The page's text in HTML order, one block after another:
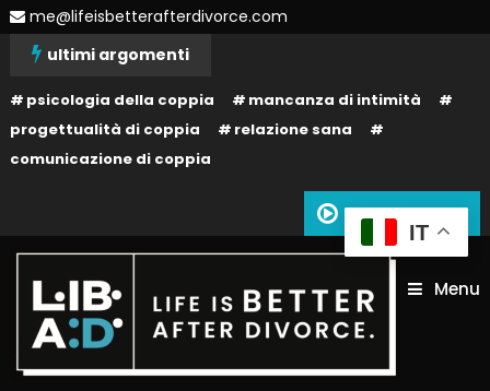
Skipme@lifeisbetterafterdivorce.com
ultimi argomenti
psicologia della coppia
mancanza di intimità
progettualità di coppia
relazione sana
comunicazione di coppia
Siamo in onda
Menu
IT